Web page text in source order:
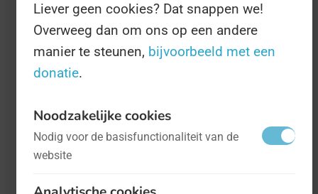
verplegers. Maar dan niet betaald. Ja,
geloof het of niet, er bestaan heus
mensen die vrijwillig de zieken, zwakken
samenleving helpen, omdat het kan.
Liever geen cookies? Dat snappen we!
Overweeg dan om ons op een andere
manier te steunen, bijvoorbeeld met een
donatie.
Noodzakelijke cookies
Nodig voor de basisfunctionaliteit van de
website